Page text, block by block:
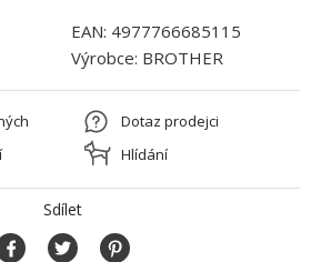
EAN: 4977766685115
Výrobce: BROTHER
Dotaz prodejci
Hlídání
Sdílet